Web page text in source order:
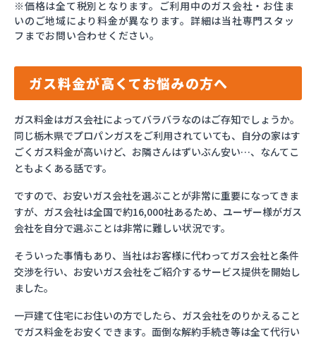
※価格は全て税別となります。ご利用中のガス会社・お住ま
いのご地域により料金が異なります。詳細は当社専門スタッ
フまでお問い合わせください。
ガス料金が高くてお悩みの方へ
ガス料金はガス会社によってバラバラなのはご存知でしょうか。
同じ栃木県でプロパンガスをご利用されていても、自分の家はす
ごくガス料金が高いけど、お隣さんはずいぶん安い…、なんてこ
ともよくある話です。
ですので、お安いガス会社を選ぶことが非常に重要になってきま
すが、ガス会社は全国で約16,000社あるため、ユーザー様がガス
会社を自分で選ぶことは非常に難しい状況です。
そういった事情もあり、当社はお客様に代わってガス会社と条件
交渉を行い、お安いガス会社をご紹介するサービス提供を開始し
ました。
一戸建て住宅にお住いの方でしたら、ガス会社をのりかえること
でガス料金をお安くできます。面倒な解約手続き等は全て代行い